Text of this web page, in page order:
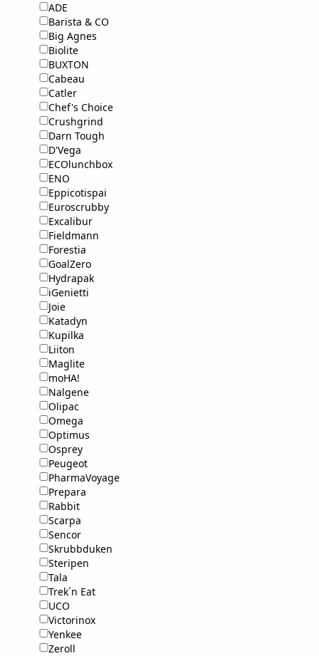
ADE
Barista & CO
Big Agnes
Biolite
BUXTON
Cabeau
Catler
Chef's Choice
Crushgrind
Darn Tough
D'Vega
ECOlunchbox
ENO
Eppicotispai
Euroscrubby
Excalibur
Fieldmann
Forestia
GoalZero
Hydrapak
iGenietti
Joie
Katadyn
Kupilka
Liiton
Maglite
moHA!
Nalgene
Olipac
Omega
Optimus
Osprey
Peugeot
PharmaVoyage
Prepara
Rabbit
Scarpa
Sencor
Skrubbduken
Steripen
Tala
Trek´n Eat
UCO
Victorinox
Yenkee
Zeroll